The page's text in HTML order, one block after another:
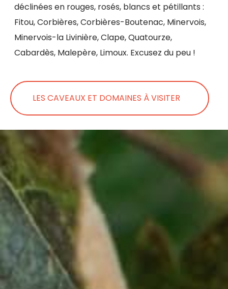
déclinées en rouges, rosés, blancs et pétillants :
Fitou, Corbières, Corbières-Boutenac, Minervois,
Minervois-la Livinière, Clape, Quatourze,
Cabardès, Malepère, Limoux. Excusez du peu !
LES CAVEAUX ET DOMAINES À VISITER